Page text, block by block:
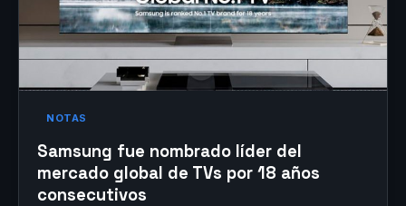
NOTAS
Samsung fue nombrado líder del
mercado global de TVs por 18 años
consecutivos